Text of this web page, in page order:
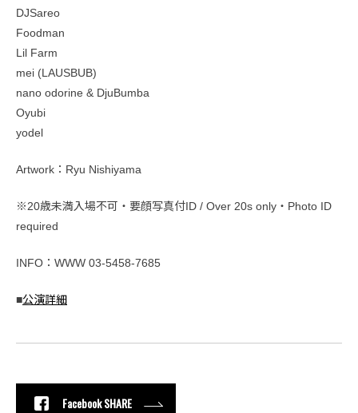
DJSareo
Foodman
Lil Farm
mei (LAUSBUB)
nano odorine & DjuBumba
Oyubi
yodel
Artwork：Ryu Nishiyama
※20歳未満入場不可・要顔写真付ID / Over 20s only・Photo ID
required
INFO：WWW 03-5458-7685
■公演詳細
Facebook SHARE